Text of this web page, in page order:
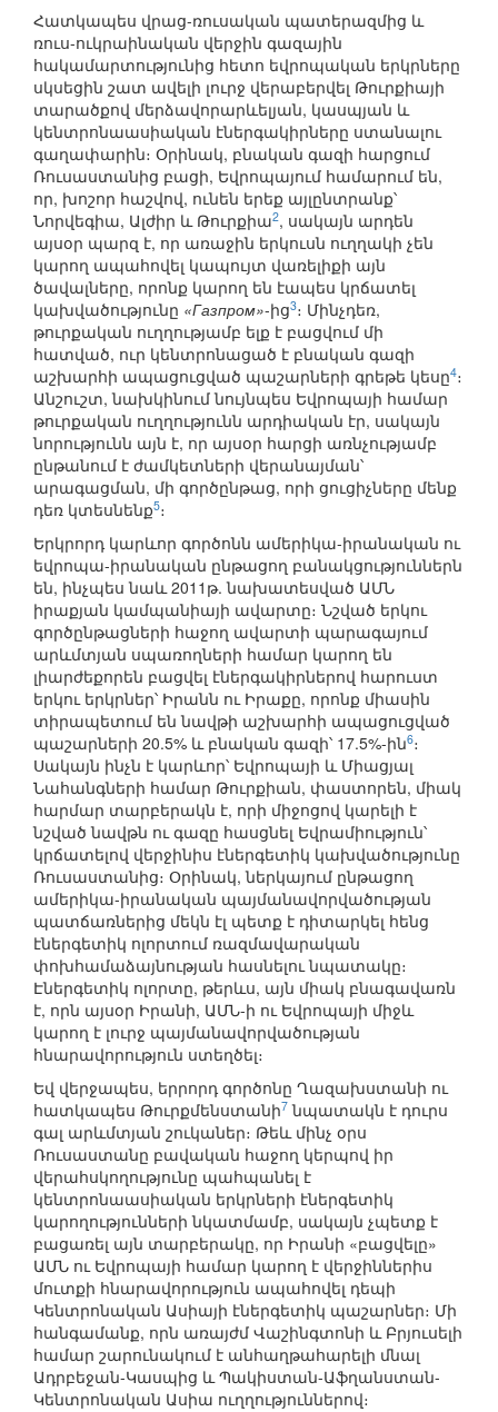
Հատկապես վրաց-ռուսական պատերազմից և
ռուս-ուկրաինական վերջին գազային
հակամարտությունից հետո եվրոպական երկրները
սկսեցին շատ ավելի լուրջ վերաբերվել Թուրքիայի
տարածքով մերձավորարևելյան, կասպյան և
կենտրոնաասիական էներգակիրները ստանալու
գաղափարին։ Օրինակ, բնական գազի հարցում
Ռուսաստանից բացի, Եվրոպայում համարում են,
որ, խոշոր հաշվով, ունեն երեք այլընտրանք՝
Նորվեգիա, Ալժիր և Թուրքիա2, սակայն արդեն
այսօր պարզ է, որ առաջին երկուսն ուղղակի չեն
կարող ապահովել կապույտ վառելիքի այն
ծավալները, որոնք կարող են էապես կրճատել
կախվածությունը «Газпром»-ից3։ Մինչդեռ,
թուրքական ուղղությամբ ելք է բացվում մի
հատված, ուր կենտրոնացած է բնական գազի
աշխարհի ապացուցված պաշարների գրեթե կեսը4։
Անշուշտ, նախկինում նույնպես Եվրոպայի համար
թուրքական ուղղությունն արդիական էր, սակայն
նորությունն այն է, որ այսօր հարցի առնչությամբ
ընթանում է ժամկետների վերանայման՝
արագացման, մի գործընթաց, որի ցուցիչները մենք
դեռ կտեսնենք5։
Երկրորդ կարևոր գործոնն ամերիկա-իրանական ու
եվրոպա-իրանական ընթացող բանակցություններն
են, ինչպես նաև 2011թ. նախատեսված ԱՄՆ
իրաքյան կամպանիայի ավարտը։ Նշված երկու
գործընթացների հաջող ավարտի պարագայում
արևմտյան սպառողների համար կարող են
լիարժեքորեն բացվել էներգակիրներով հարուստ
երկու երկրներ՝ Իրանն ու Իրաքը, որոնք միասին
տիրապետում են նավթի աշխարհի ապացուցված
պաշարների 20.5% և բնական գազի՝ 17.5%-ին6։
Սակայն ինչն է կարևոր՝ Եվրոպայի և Միացյալ
Նահանգների համար Թուրքիան, փաստորեն, միակ
հարմար տարբերակն է, որի միջոցով կարելի է
նշված նավթն ու գազը հասցնել Եվրամիություն՝
կրճատելով վերջինիս էներգետիկ կախվածությունը
Ռուսաստանից։ Օրինակ, ներկայում ընթացող
ամերիկա-իրանական պայմանավորվածության
պատճառներից մեկն էլ պետք է դիտարկել հենց
էներգետիկ ոլորտում ռազմավարական
փոխհամաձայնության հասնելու նպատակը։
Էներգետիկ ոլորտը, թերևս, այն միակ բնագավառն
է, որն այսօր Իրանի, ԱՄՆ-ի ու Եվրոպայի միջև
կարող է լուրջ պայմանավորվածության
հնարավորություն ստեղծել։
Եվ վերջապես, երրորդ գործոնը Ղազախստանի ու
հատկապես Թուրքմենստանի7 նպատակն է դուրս
գալ արևմտյան շուկաներ։ Թեև մինչ օրս
Ռուսաստանը բավական հաջող կերպով իր
վերահսկողությունը պահպանել է
կենտրոնաասիական երկրների էներգետիկ
կարողությունների նկատմամբ, սակայն չպետք է
բացառել այն տարբերակը, որ Իրանի «բացվելը»
ԱՄՆ ու Եվրոպայի համար կարող է վերջիններիս
մուտքի հնարավորություն ապահովել դեպի
Կենտրոնական Ասիայի էներգետիկ պաշարներ։ Մի
հանգամանք, որն առայժմ Վաշինգտոնի և Բրյուսելի
համար շարունակում է անհաղթահարելի մնալ
Ադրբեջան-Կասպից և Պակիստան-Աֆղանստան-
Կենտրոնական Ասիա ուղղություններով։